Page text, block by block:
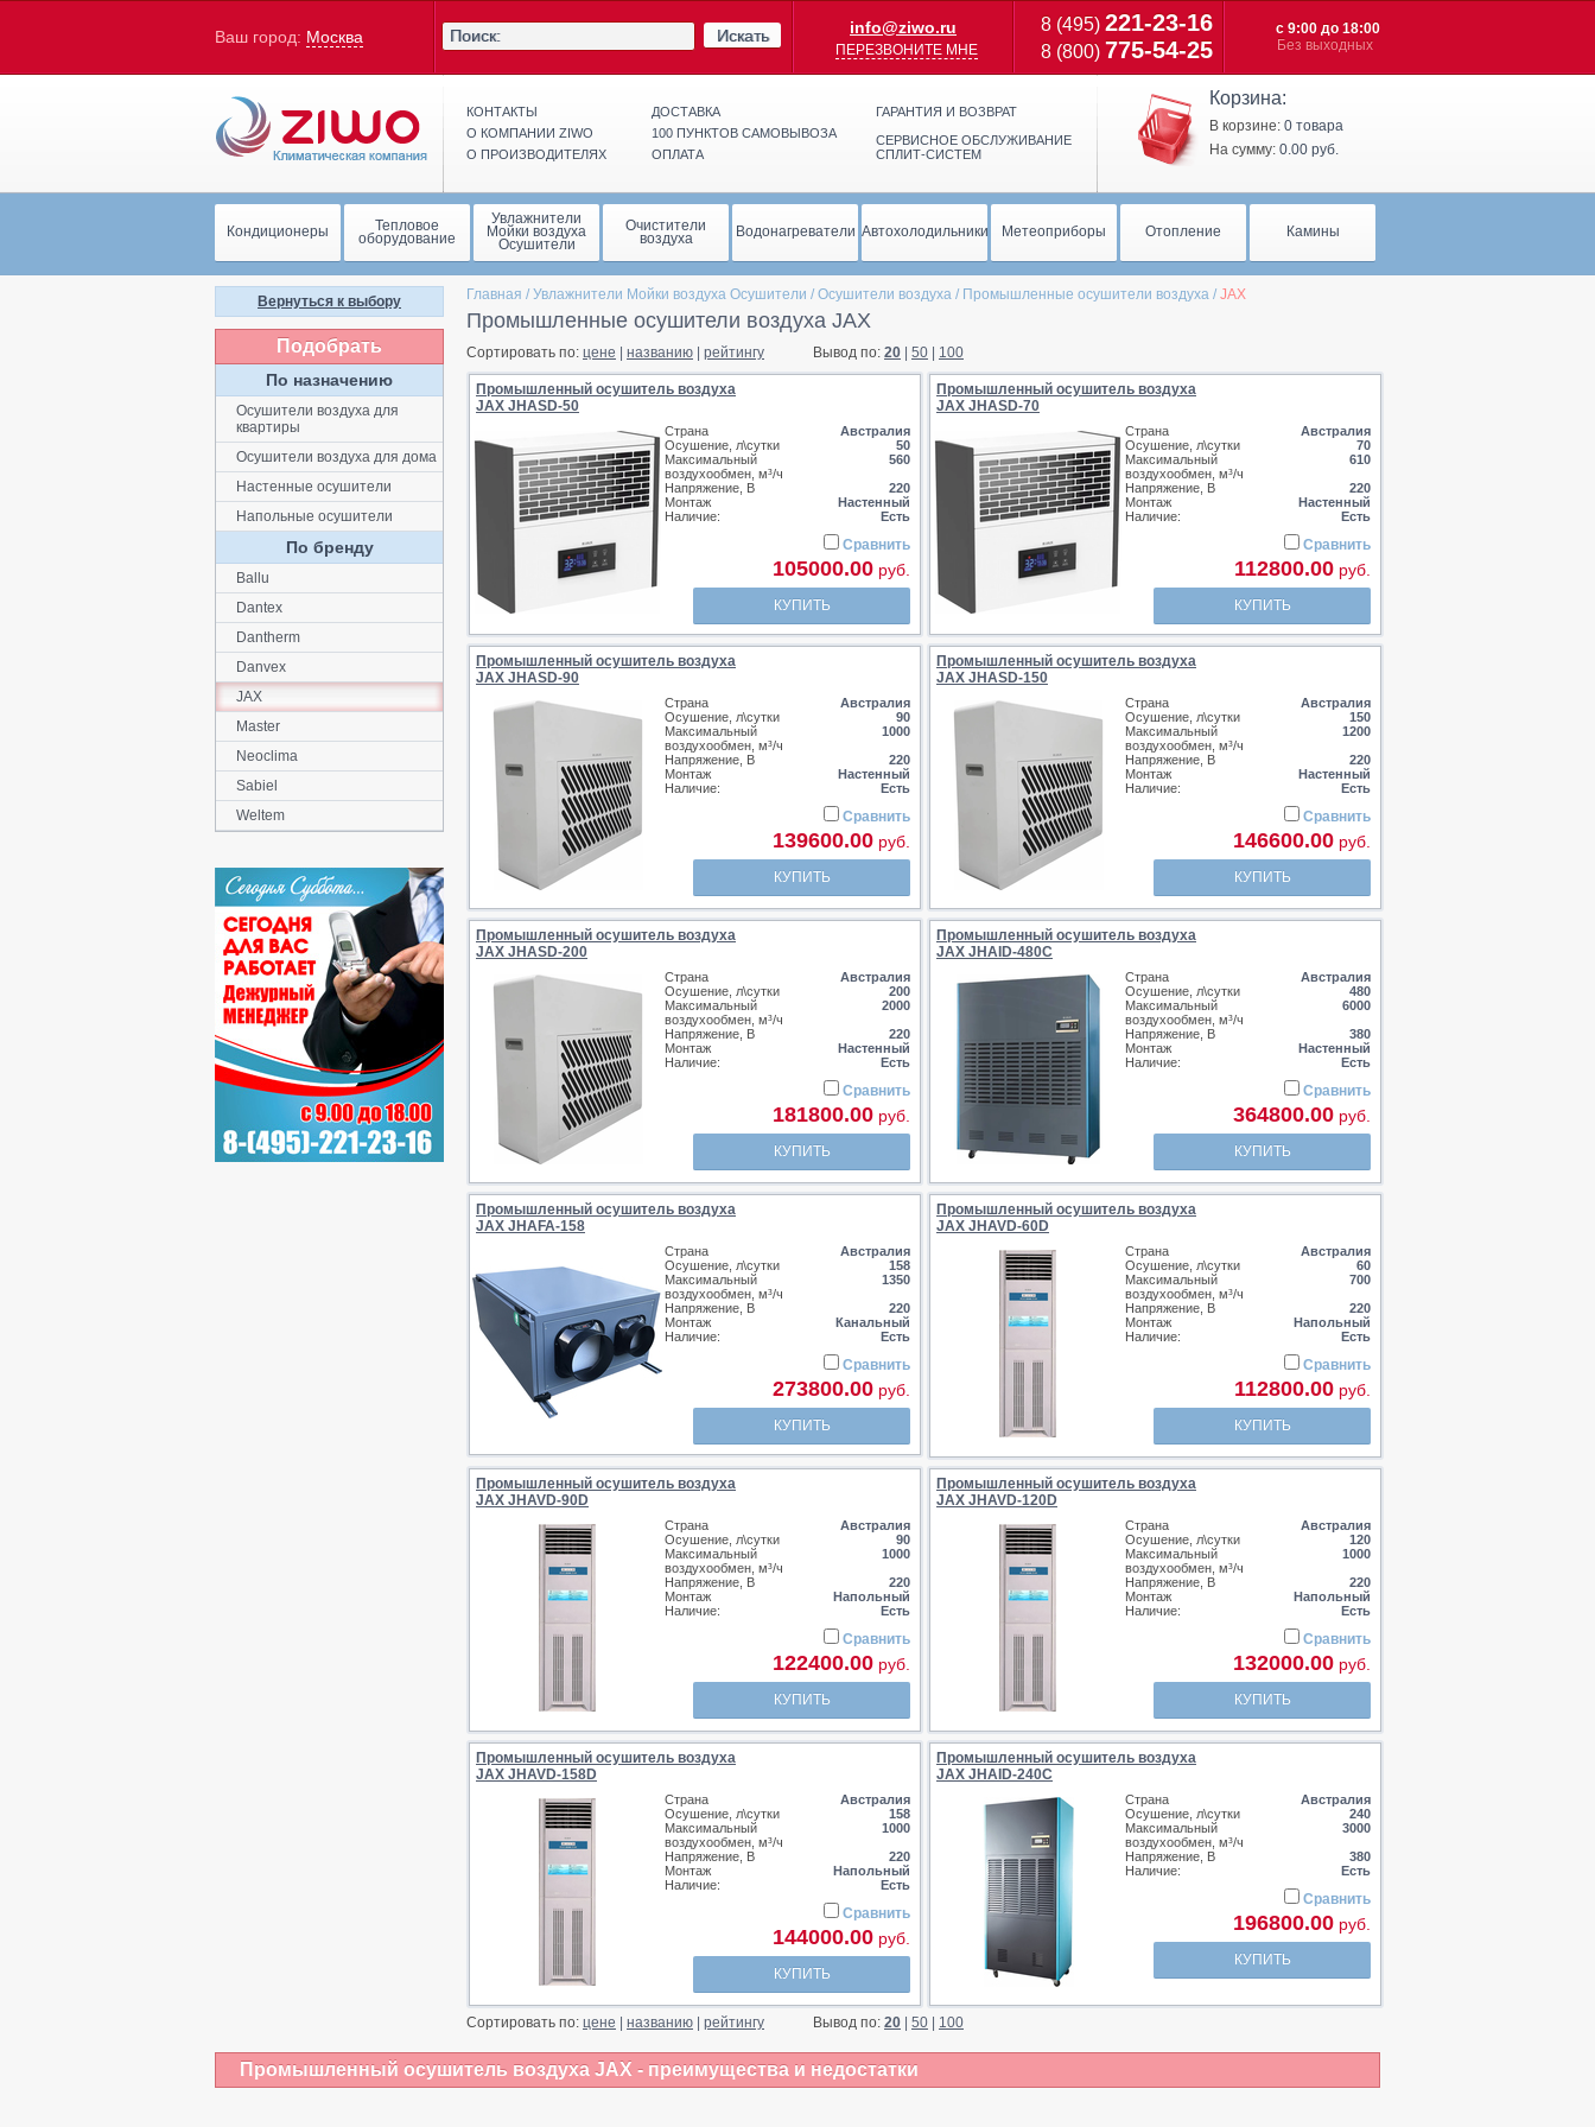
Ваш город: Москва Искать info@ziwo.ru
ПЕРЕЗВОНИТЕ МНЕ
8 (495) 221-23-16
8 (800) 775-54-25
c 9:00 до 18:00
Без выходных
КОНТАКТЫ
О КОМПАНИИ ZIWO
О ПРОИЗВОДИТЕЛЯХ
ДОСТАВКА
100 ПУНКТОВ САМОВЫВОЗА
ОПЛАТА
ГАРАНТИЯ И ВОЗВРАТ
СЕРВИСНОЕ ОБСЛУЖИВАНИЕ
СПЛИТ-СИСТЕМ
Корзина:
В корзине: 0 товара
На сумму: 0.00 руб.
Кондиционеры Тепловое
оборудование
Увлажнители
Мойки воздуха
Осушители
Очистители
воздуха Водонагреватели Автохолодильники Метеоприборы Отопление Камины
Главная / Увлажнители Мойки воздуха Осушители / Осушители воздуха / Промышленные осушители воздуха / JAX
Промышленные осушители воздуха JAX
Сортировать по: цене названию рейтингу Вывод по: 20 50 100
Промышленный осушитель воздуха
JAX JHASD-50
Страна
Австралия
Осушение, л\сутки
50
Максимальный
воздухообмен, м³/ч
560
Напряжение, В
220
Монтаж
Настенный
Наличие:
Есть
Сравнить
105000.00 руб.
КУПИТЬ
Промышленный осушитель воздуха
JAX JHASD-70
Страна
Австралия
Осушение, л\сутки
70
Максимальный
воздухообмен, м³/ч
610
Напряжение, В
220
Монтаж
Настенный
Наличие:
Есть
Сравнить
112800.00 руб.
КУПИТЬ
Промышленный осушитель воздуха
JAX JHASD-90
Страна
Австралия
Осушение, л\сутки
90
Максимальный
воздухообмен, м³/ч
1000
Напряжение, В
220
Монтаж
Настенный
Наличие:
Есть
Сравнить
139600.00 руб.
КУПИТЬ
Промышленный осушитель воздуха
JAX JHASD-150
Страна
Австралия
Осушение, л\сутки
150
Максимальный
воздухообмен, м³/ч
1200
Напряжение, В
220
Монтаж
Настенный
Наличие:
Есть
Сравнить
146600.00 руб.
КУПИТЬ
Промышленный осушитель воздуха
JAX JHASD-200
Страна
Австралия
Осушение, л\сутки
200
Максимальный
воздухообмен, м³/ч
2000
Напряжение, В
220
Монтаж
Настенный
Наличие:
Есть
Сравнить
181800.00 руб.
КУПИТЬ
Промышленный осушитель воздуха
JAX JHAID-480C
Страна
Австралия
Осушение, л\сутки
480
Максимальный
воздухообмен, м³/ч
6000
Напряжение, В
380
Монтаж
Настенный
Наличие:
Есть
Сравнить
364800.00 руб.
КУПИТЬ
Промышленный осушитель воздуха
JAX JHAFA-158
Страна
Австралия
Осушение, л\сутки
158
Максимальный
воздухообмен, м³/ч
1350
Напряжение, В
220
Монтаж
Канальный
Наличие:
Есть
Сравнить
273800.00 руб.
КУПИТЬ
Промышленный осушитель воздуха
JAX JHAVD-60D
Страна
Австралия
Осушение, л\сутки
60
Максимальный
воздухообмен, м³/ч
700
Напряжение, В
220
Монтаж
Напольный
Наличие:
Есть
Сравнить
112800.00 руб.
КУПИТЬ
Промышленный осушитель воздуха
JAX JHAVD-90D
Страна
Австралия
Осушение, л\сутки
90
Максимальный
воздухообмен, м³/ч
1000
Напряжение, В
220
Монтаж
Напольный
Наличие:
Есть
Сравнить
122400.00 руб.
КУПИТЬ
Промышленный осушитель воздуха
JAX JHAVD-120D
Страна
Австралия
Осушение, л\сутки
120
Максимальный
воздухообмен, м³/ч
1000
Напряжение, В
220
Монтаж
Напольный
Наличие:
Есть
Сравнить
132000.00 руб.
КУПИТЬ
Промышленный осушитель воздуха
JAX JHAVD-158D
Страна
Австралия
Осушение, л\сутки
158
Максимальный
воздухообмен, м³/ч
1000
Напряжение, В
220
Монтаж
Напольный
Наличие:
Есть
Сравнить
144000.00 руб.
КУПИТЬ
Промышленный осушитель воздуха
JAX JHAID-240C
Страна
Австралия
Осушение, л\сутки
240
Максимальный
воздухообмен, м³/ч
3000
Напряжение, В
380
Наличие:
Есть
Сравнить
196800.00 руб.
КУПИТЬ
Сортировать по: цене названию рейтингу Вывод по: 20 50 100
Вернуться к выбору
Подобрать
По назначению
Осушители воздуха для
квартиры
Осушители воздуха для дома
Настенные осушители
Напольные осушители
По бренду
Ballu
Dantex
Dantherm
Danvex
JAX
Master
Neoclima
Sabiel
Weltem
Промышленный осушитель воздуха JAX - преимущества и недостатки